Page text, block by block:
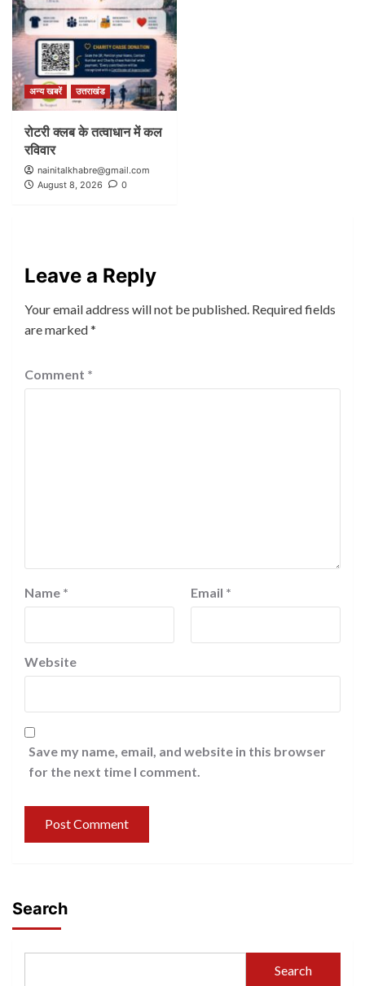
अन्य खबरें उत्तराखंड
रोटरी क्लब के तत्वाधान में कल
रविवार
nainitalkhabre@gmail.com
August 8, 2026
0
Leave a Reply
Your email address will not be published. Required fields
are marked*
Comment *
Name * Email *
Website
Save my name, email, and website in this browser
for the next time I comment.
Search
Search